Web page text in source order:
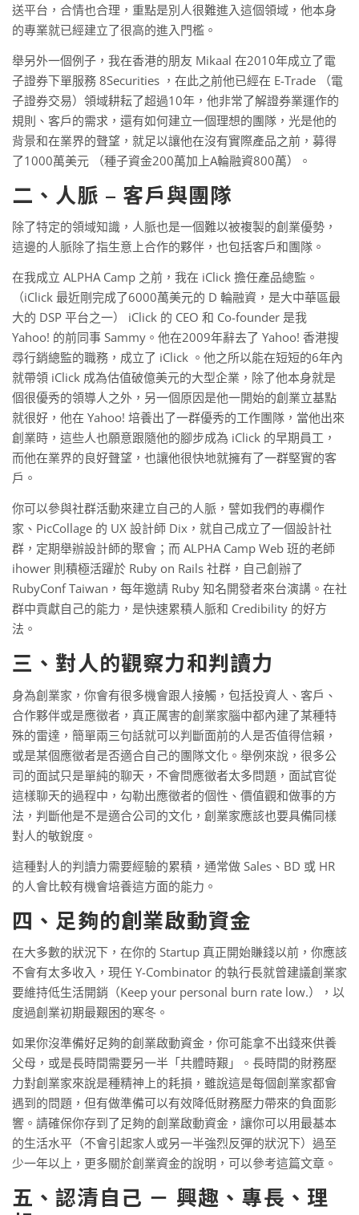
送平台，合情也合理，重點是別人很難進入這個領域，他本身
的專業就已經建立了很高的進入門檻。
舉另外一個例子，我在香港的朋友 Mikaal 在2010年成立了電
子證券下單服務 8Securities ，在此之前他已經在 E-Trade （電
子證券交易）領域耕耘了超過10年，他非常了解證券業運作的
規則、客戶的需求，還有如何建立一個理想的團隊，光是他的
背景和在業界的聲望，就足以讓他在沒有實際產品之前，募得
了1000萬美元 （種子資金200萬加上A輪融資800萬）。
二、人脈 – 客戶與團隊
除了特定的領域知識，人脈也是一個難以被複製的創業優勢，
這邊的人脈除了指生意上合作的夥伴，也包括客戶和團隊。
在我成立 ALPHA Camp 之前，我在 iClick 擔任產品總監。
（iClick 最近剛完成了6000萬美元的 D 輪融資，是大中華區最
大的 DSP 平台之一） iClick 的 CEO 和 Co-founder 是我
Yahoo! 的前同事 Sammy。他在2009年辭去了 Yahoo! 香港搜
尋行銷總監的職務，成立了 iClick 。他之所以能在短短的6年內
就帶領 iClick 成為估值破億美元的大型企業，除了他本身就是
個很優秀的領導人之外，另一個原因是他一開始的創業立基點
就很好，他在 Yahoo! 培養出了一群優秀的工作團隊，當他出來
創業時，這些人也願意跟隨他的腳步成為 iClick 的早期員工，
而他在業界的良好聲望，也讓他很快地就擁有了一群堅實的客
戶。
你可以參與社群活動來建立自己的人脈，譬如我們的專欄作
家、PicCollage 的 UX 設計師 Dix，就自己成立了一個設計社
群，定期舉辦設計師的聚會；而 ALPHA Camp Web 班的老師
ihower 則積極活躍於 Ruby on Rails 社群，自己創辦了
RubyConf Taiwan，每年邀請 Ruby 知名開發者來台演講。在社
群中貢獻自己的能力，是快速累積人脈和 Credibility 的好方
法。
三、對人的觀察力和判讀力
身為創業家，你會有很多機會跟人接觸，包括投資人、客戶、
合作夥伴或是應徵者，真正厲害的創業家腦中都內建了某種特
殊的雷達，簡單兩三句話就可以判斷面前的人是否值得信賴，
或是某個應徵者是否適合自己的團隊文化。舉例來說，很多公
司的面試只是單純的聊天，不會問應徵者太多問題，面試官從
這樣聊天的過程中，勾勒出應徵者的個性、價值觀和做事的方
法，判斷他是不是適合公司的文化，創業家應該也要具備同樣
對人的敏銳度。
這種對人的判讀力需要經驗的累積，通常做 Sales、BD 或 HR
的人會比較有機會培養這方面的能力。
四、足夠的創業啟動資金
在大多數的狀況下，在你的 Startup 真正開始賺錢以前，你應該
不會有太多收入，現任 Y-Combinator 的執行長就曾建議創業家
要維持低生活開銷（Keep your personal burn rate low.），以
度過創業初期最艱困的寒冬。
如果你沒準備好足夠的創業啟動資金，你可能拿不出錢來供養
父母，或是長時間需要另一半「共體時艱」。長時間的財務壓
力對創業家來說是種精神上的耗損，雖說這是每個創業家都會
遇到的問題，但有做準備可以有效降低財務壓力帶來的負面影
響。請確保你存到了足夠的創業啟動資金，讓你可以用最基本
的生活水平（不會引起家人或另一半強烈反彈的狀況下）過至
少一年以上，更多關於創業資金的說明，可以參考這篇文章。
五、認清自己 － 興趣、專長、理